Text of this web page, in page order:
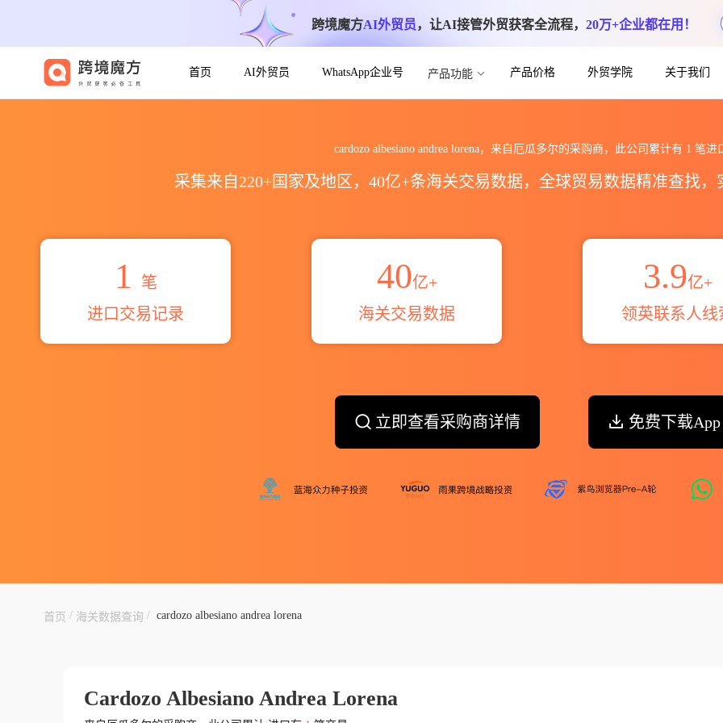
跨境魔方AI外贸员，让AI接管外贸获客全流程， 20万+企业都在用！
首页 AI外贸员 WhatsApp企业号 产品功能 产品价格 外贸学院 关于我们
cardozo albesiano andrea lorena，来自厄瓜多尔的采购商，此公司累计有 1 笔进
采集来自220+国家及地区，40亿+条海关交易数据，全球贸易数据精准查找
1
笔
进口交易记录
40亿+
海关交易数据
3.9亿+
领英联系人线
立即查看采购商详情 免费下载App
首页 / 海关数据查询 / cardozo albesiano andrea lorena
Cardozo Albesiano Andrea Lorena